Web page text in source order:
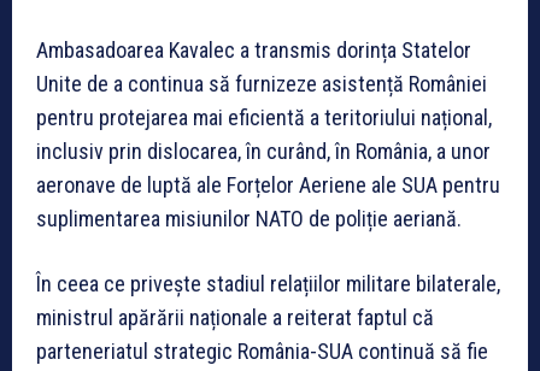
Ambasadoarea Kavalec a transmis dorința Statelor
Unite de a continua să furnizeze asistență României
pentru protejarea mai eficientă a teritoriului național,
inclusiv prin dislocarea, în curând, în România, a unor
aeronave de luptă ale Forțelor Aeriene ale SUA pentru
suplimentarea misiunilor NATO de poliție aeriană.
În ceea ce privește stadiul relațiilor militare bilaterale,
ministrul apărării naționale a reiterat faptul că
parteneriatul strategic România-SUA continuă să fie